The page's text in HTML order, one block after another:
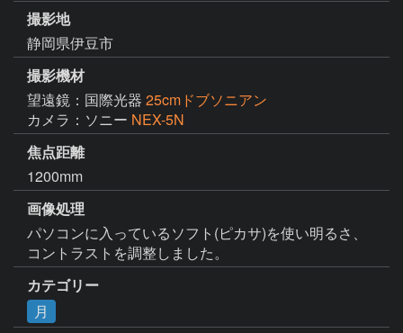
撮影地
静岡県伊豆市
撮影機材
望遠鏡：国際光器 25cmドブソニアン
カメラ：ソニー NEX-5N
焦点距離
1200mm
画像処理
パソコンに入っているソフト(ピカサ)を使い明るさ、
コントラストを調整しました。
カテゴリー
月